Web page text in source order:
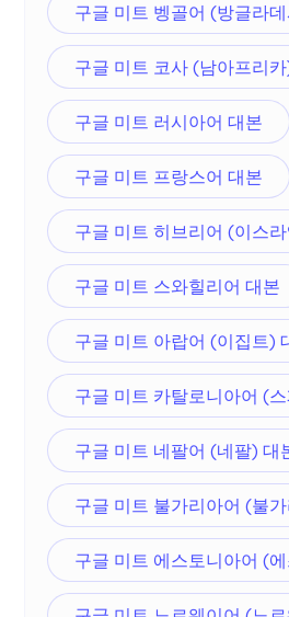
구글 미트 벵골어 (방글라
구글 미트 코사 (남아프리
구글 미트 러시아어 대본
구글 미트 프랑스어 대본
구글 미트 히브리어 (이스
구글 미트 스와힐리어 대본
구글 미트 아랍어 (이집트)
구글 미트 카탈로니아어 (
구글 미트 네팔어 (네팔) 대
구글 미트 불가리아어 (불
구글 미트 에스토니아어 (